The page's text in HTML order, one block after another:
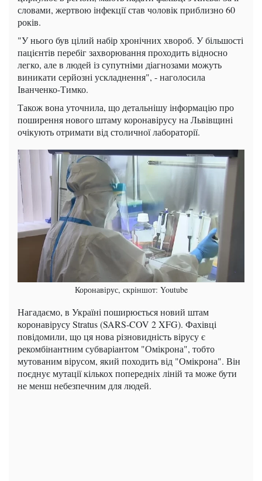
словами, жертвою інфекції став чоловік приблизно 60
років.
"У нього був цілий набір хронічних хвороб. У більшості
пацієнтів перебіг захворювання проходить відносно
легко, але в людей із супутніми діагнозами можуть
виникати серйозні ускладнення", - наголосила
Іванченко-Тимко.
Також вона уточнила, що детальнішу інформацію про
поширення нового штаму коронавірусу на Львівщині
очікують отримати від столичної лабораторії.
Коронавірус, скріншот: Youtube
Нагадаємо, в Україні поширюється новий штам
коронавірусу Stratus (SARS-COV 2 XFG). Фахівці
повідомили, що ця нова різновидність вірусу є
рекомбінантним субваріантом "Омікрона", тобто
мутованим вірусом, який походить від "Омікрона". Він
поєднує мутації кількох попередніх ліній та може бути
не менш небезпечним для людей.